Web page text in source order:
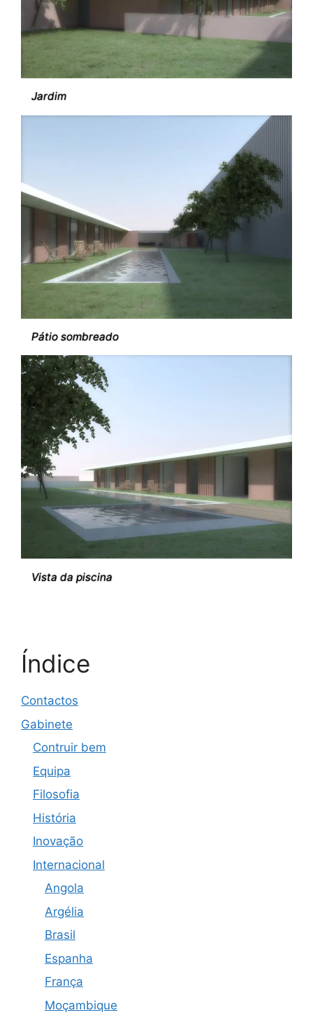
Jardim
Pátio sombreado
Vista da piscina
Índice
Contactos
Gabinete
Contruir bem
Equipa
Filosofia
História
Inovação
Internacional
Angola
Argélia
Brasil
Espanha
França
Moçambique